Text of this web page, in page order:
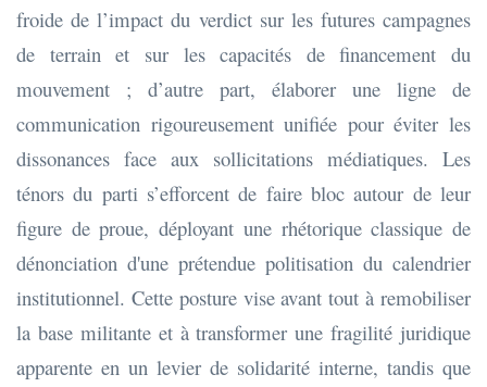
froide de l’impact du verdict sur les futures campagnes
de terrain et sur les capacités de financement du
mouvement ; d’autre part, élaborer une ligne de
communication rigoureusement unifiée pour éviter les
dissonances face aux sollicitations médiatiques. Les
ténors du parti s’efforcent de faire bloc autour de leur
figure de proue, déployant une rhétorique classique de
dénonciation d'une prétendue politisation du calendrier
institutionnel. Cette posture vise avant tout à remobiliser
la base militante et à transformer une fragilité juridique
apparente en un levier de solidarité interne, tandis que